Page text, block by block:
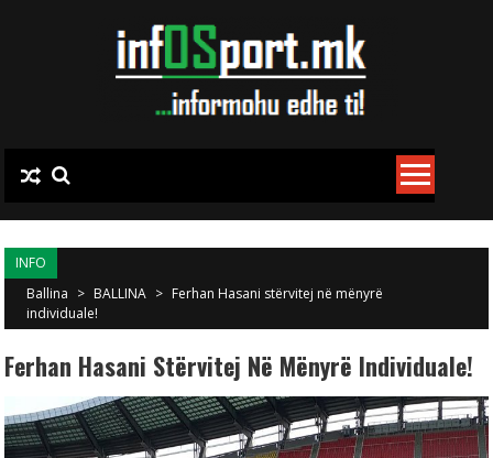
INFO
Ballina > BALLINA > Ferhan Hasani stërvitej në mënyrë
individuale!
Ferhan Hasani Stërvitej Në Mënyrë Individuale!